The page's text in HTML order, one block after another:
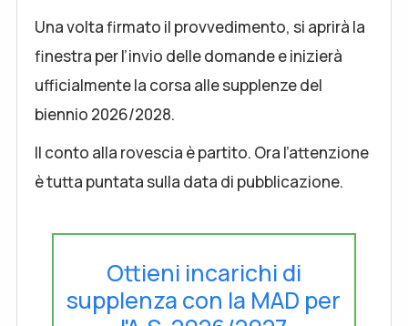
Una volta firmato il provvedimento, si aprirà la
finestra per l’invio delle domande e inizierà
ufficialmente la corsa alle supplenze del
biennio 2026/2028.
Il conto alla rovescia è partito. Ora l’attenzione
è tutta puntata sulla data di pubblicazione.
Ottieni incarichi di
supplenza con la MAD per